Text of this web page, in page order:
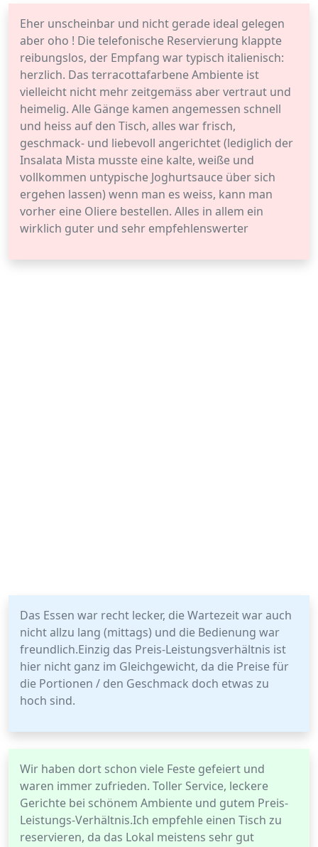
Eher unscheinbar und nicht gerade ideal gelegen
aber oho ! Die telefonische Reservierung klappte
reibungslos, der Empfang war typisch italienisch:
herzlich. Das terracottafarbene Ambiente ist
vielleicht nicht mehr zeitgemäss aber vertraut und
heimelig. Alle Gänge kamen angemessen schnell
und heiss auf den Tisch, alles war frisch,
geschmack- und liebevoll angerichtet (lediglich der
Insalata Mista musste eine kalte, weiße und
vollkommen untypische Joghurtsauce über sich
ergehen lassen) wenn man es weiss, kann man
vorher eine Oliere bestellen. Alles in allem ein
wirklich guter und sehr empfehlenswerter
Das Essen war recht lecker, die Wartezeit war auch
nicht allzu lang (mittags) und die Bedienung war
freundlich.Einzig das Preis-Leistungsverhältnis ist
hier nicht ganz im Gleichgewicht, da die Preise für
die Portionen / den Geschmack doch etwas zu
hoch sind.
Wir haben dort schon viele Feste gefeiert und
waren immer zufrieden. Toller Service, leckere
Gerichte bei schönem Ambiente und gutem Preis-
Leistungs-Verhältnis.Ich empfehle einen Tisch zu
reservieren, da das Lokal meistens sehr gut